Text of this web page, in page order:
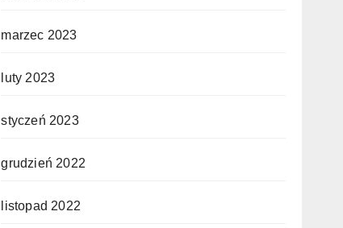
marzec 2023
luty 2023
styczeń 2023
grudzień 2022
listopad 2022